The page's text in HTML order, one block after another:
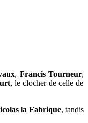
, Francis Tourneur,
, le clocher de celle de
la Fabrique, tandis